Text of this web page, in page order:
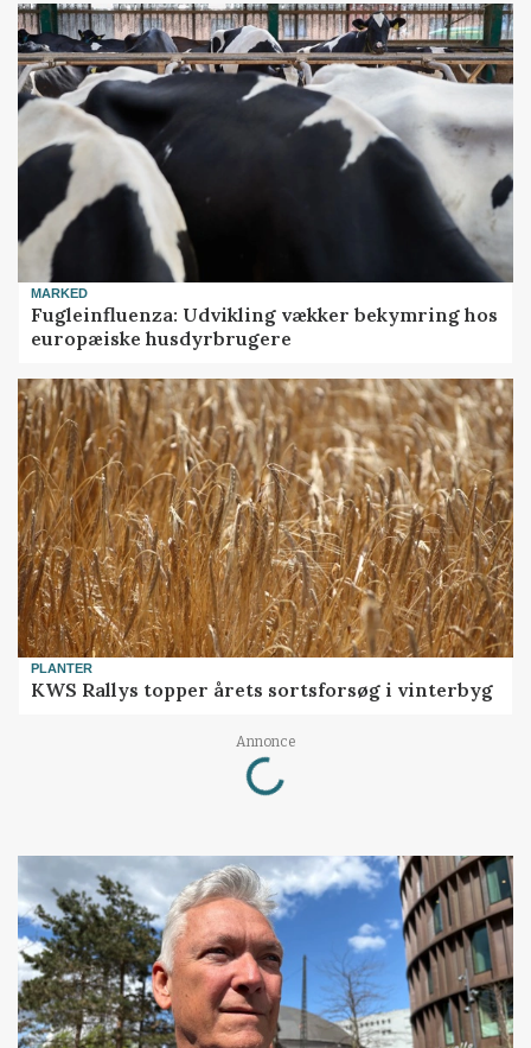
MARKED
Fugleinfluenza: Udvikling vækker bekymring hos
europæiske husdyrbrugere
PLANTER
KWS Rallys topper årets sortsforsøg i vinterbyg
Annonce
Loading...